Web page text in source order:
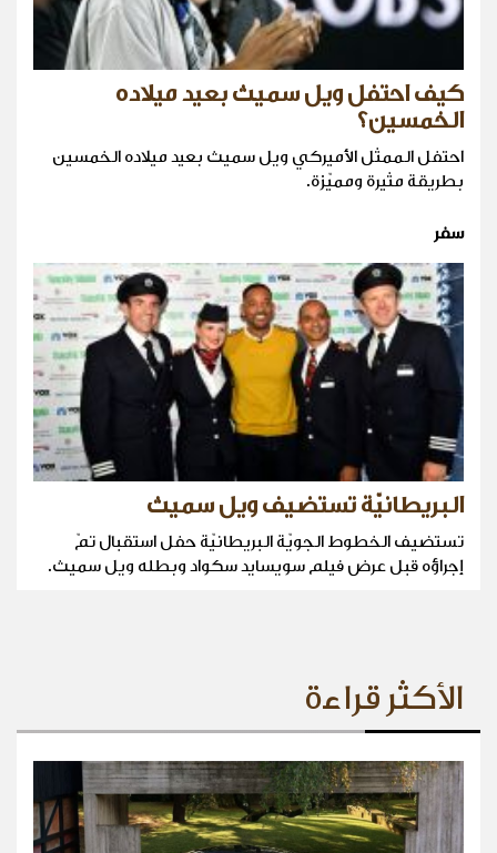
كيف احتفل ويل سميث بعيد ميلاده
الخمسين؟
احتفل الممثل الأميركي ويل سميث بعيد ميلاده الخمسين
بطريقة مثيرة ومميّزة.
سفر
البريطانيّة تستضيف ويل سميث
تستضيف الخطوط الجويّة البريطانيّة حفل استقبال تمّ
إجراؤه قبل عرض فيلم سويسايد سكواد وبطله ويل سميث.
الأكثر قراءة